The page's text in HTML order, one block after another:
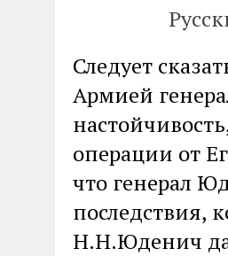
Следует
Армией
операции от
что генерал
последствия,
Н.Н.Юденич